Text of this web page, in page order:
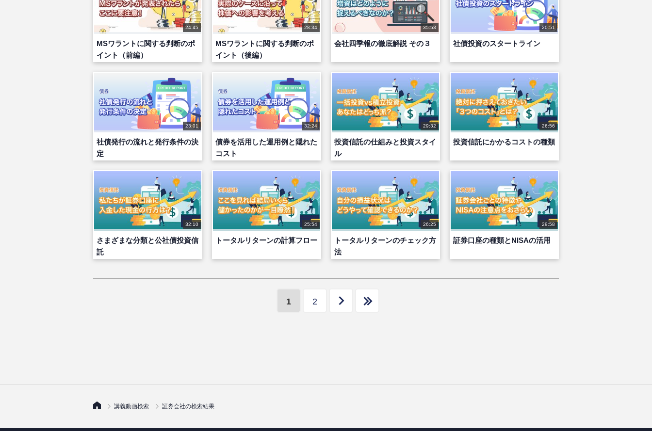
24:45
MSワラントに関する判断のポ
イント（前編）
28:34
MSワラントに関する判断のポ
イント（後編）
35:53
会社四季報の徹底解説 その３
20:51
社債投資のスタートライン
23:01
社債発行の流れと発行条件の決
定
32:24
債券を活用した運用例と隠れた
コスト
29:32
投資信託の仕組みと投資スタイ
ル
26:56
投資信託にかかるコストの種類
32:10
さまざまな分類と公社債投資信
託
25:54
トータルリターンの計算フロー
26:25
トータルリターンのチェック方
法
29:58
証券口座の種類とNISAの活用
1 2
講義動画検索 証券会社の検索結果